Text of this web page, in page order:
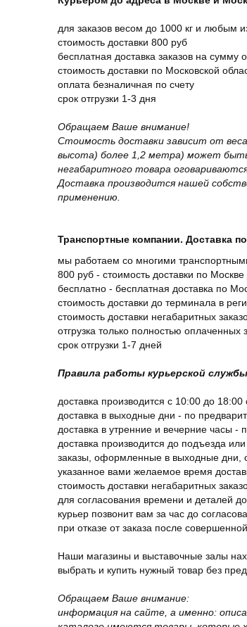
для заказов весом до 1000 кг и любым
стоимость доставки 800 руб
бесплатная доставка заказов на сумму
стоимость доставки по Московской
оплата безналичная по счету
срок отгрузки 1-3 дня
Обращаем Ваше внимание!
Стоимость доставки зависит от
высота) более 1,2 метра) может
негабаритного товара оговариваются
Доставка производится нашей
применению.
Транспортные компании. Доставка
мы работаем со многими
800 руб - стоимость доставки по
бесплатно - бесплатная доставка по
стоимость доставки до терминала в
стоимость доставки негабаритных
отгрузка только полностью оплаченных
срок отгрузки 1-7 дней
Правила работы курьерской
доставка производится с 10:00 до
доставка в выходные дни - по
доставка в утренние и вечерние часы -
доставка производится до подъезда
заказы, оформленные в выходные дни,
указанное вами желаемое время
стоимость доставки негабаритных
для согласования времени и деталей
курьер позвонит вам за час до
при отказе от заказа после
Наши магазины и выставочные залы
выбрать и купить нужный товар без
Обращаем Ваше внимание:
информация на сайте, а именно: